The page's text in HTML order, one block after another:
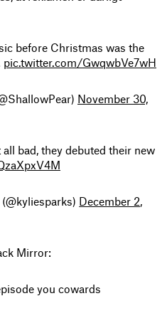
before Christmas was the
pic.twitter.com/GwqwbVe7wH
November 30,
all bad, they debuted their new
(@kyliesparks) December 2,
Mirror:
you cowards